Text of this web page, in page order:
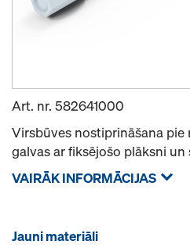
Art. nr. 582641000
Virsbūves nostiprināšana pie
galvas ar fiksējošo plāksni un
VAIRĀK INFORMĀCIJAS
Jauni materiāli